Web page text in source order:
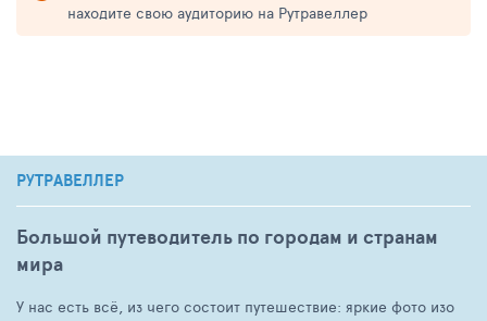
находите свою аудиторию на Рутравеллер
РУТРАВЕЛЛЕР
Большой путеводитель по городам и странам
мира
У нас есть всё, из чего состоит путешествие: яркие фото изо